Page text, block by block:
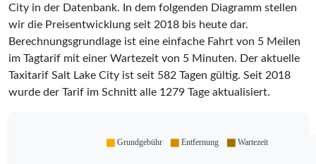
City in der Datenbank. In dem folgenden Diagramm stellen
wir die Preisentwicklung seit 2018 bis heute dar.
Berechnungsgrundlage ist eine einfache Fahrt von 5 Meilen
im Tagtarif mit einer Wartezeit von 5 Minuten. Der aktuelle
Taxitarif Salt Lake City ist seit 582 Tagen gültig. Seit 2018
wurde der Tarif im Schnitt alle 1279 Tage aktualisiert.
Grundgebühr Entfernung Wartezeit